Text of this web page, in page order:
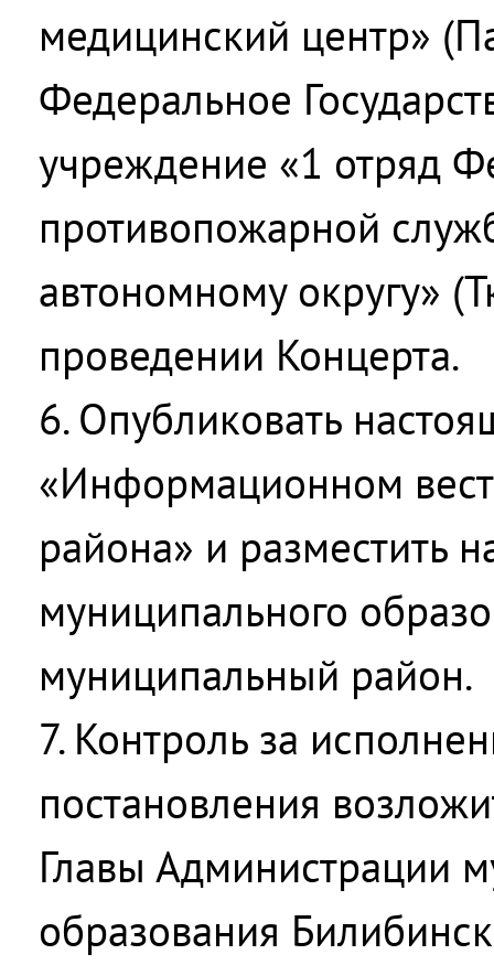
медицинский центр»
Федеральное
учреждение «1 отряд
противопожарной
автономному округу»
проведении Концерта.
6. Опубликовать
«Информационном
района» и разместить
муниципального
муниципальный район.
7. Контроль за
постановления
Главы Администрации
образования